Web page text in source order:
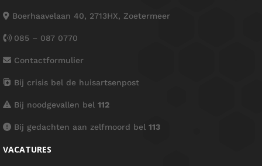
Boerhaavelaan 40, 2713HX, Zoetermeer
085 – 087 0770
Contactformulier
Bij crisis bel de huisartsenpost
Bij noodgevallen bel 112
Bij gedachten aan zelfmoord bel 113
VACATURES